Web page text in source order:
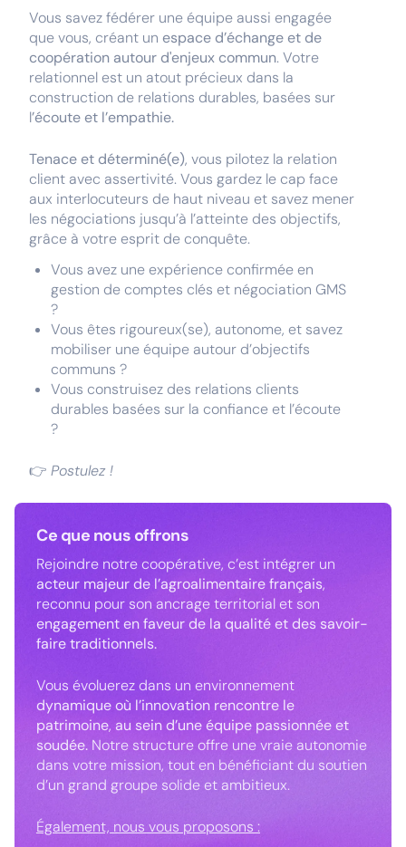
Vous savez fédérer une équipe aussi engagée
que vous, créant un espace d’échange et de
coopération autour d'enjeux commun. Votre
relationnel est un atout précieux dans la
construction de relations durables, basées sur
l’écoute et l’empathie.
Tenace et déterminé(e), vous pilotez la relation
client avec assertivité. Vous gardez le cap face
aux interlocuteurs de haut niveau et savez mener
les négociations jusqu’à l’atteinte des objectifs,
grâce à votre esprit de conquête.
Vous avez une expérience confirmée en
gestion de comptes clés et négociation GMS
?
Vous êtes rigoureux(se), autonome, et savez
mobiliser une équipe autour d’objectifs
communs ?
Vous construisez des relations clients
durables basées sur la confiance et l’écoute
?
👉 Postulez !
Ce que nous offrons
Rejoindre notre coopérative, c’est intégrer un
acteur majeur de l’agroalimentaire français,
reconnu pour son ancrage territorial et son
engagement en faveur de la qualité et des savoir-
faire traditionnels.
Vous évoluerez dans un environnement
dynamique où l’innovation rencontre le
patrimoine, au sein d’une équipe passionnée et
soudée. Notre structure offre une vraie autonomie
dans votre mission, tout en bénéficiant du soutien
d’un grand groupe solide et ambitieux.
Également, nous vous proposons :